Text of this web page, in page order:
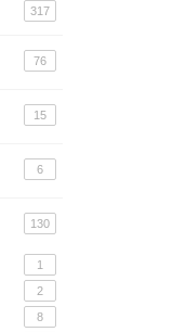
317
76
15
6
130
1
2
8